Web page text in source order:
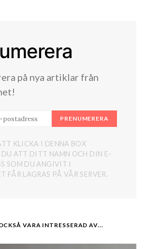
på nya artiklar från
PRENUMERERA
KLICKA I DENNA BOX
DU ATT DITT NAMN OCH DIN E-
SOM DU ANGIVIT I
FÅR LAGRAS PÅ VÅR SERVER.
VARA INTRESSERAD AV...